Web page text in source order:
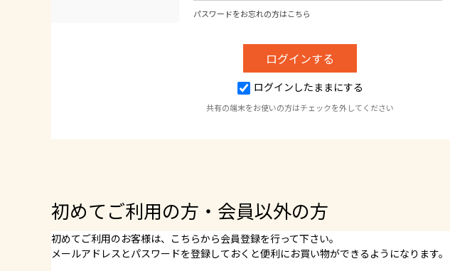
パスワードをお忘れの方はこちら
ログインしたままにする
共有の端末をお使いの方はチェックを外してください
初めてご利用の方・会員以外の方
初めてご利用のお客様は、こちらから会員登録を行って下さい。
メールアドレスとパスワードを登録しておくと便利にお買い物ができるようになります。